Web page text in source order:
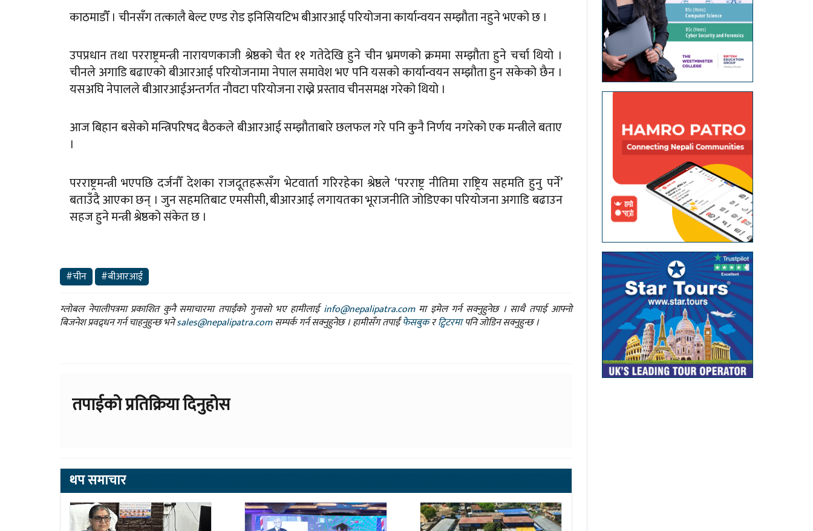
काठमाडौँ । चीनसँग तत्कालै बेल्ट एण्ड रोड इनिसियटिभ बीआरआई परियोजना कार्यान्वयन सम्झौता नहुने भएको छ ।
उपप्रधान तथा परराष्ट्रमन्त्री नारायणकाजी श्रेष्ठको चैत ११ गतेदेखि हुने चीन भ्रमणको क्रममा सम्झौता हुने चर्चा थियो ।
चीनले अगाडि बढाएको बीआरआई परियोजनामा नेपाल समावेश भए पनि यसको कार्यान्वयन सम्झौता हुन सकेको छैन ।
यसअघि नेपालले बीआरआईअन्तर्गत नौवटा परियोजना राख्ने प्रस्ताव चीनसमक्ष गरेको थियो ।
आज बिहान बसेको मन्त्रिपरिषद बैठकले बीआरआई सम्झौताबारे छलफल गरे पनि कुनै निर्णय नगरेको एक मन्त्रीले बताए
।
परराष्ट्रमन्त्री भएपछि दर्जनौँ देशका राजदूतहरूसँग भेटवार्ता गरिरहेका श्रेष्ठले ‘परराष्ट्र नीतिमा राष्ट्रिय सहमति हुनु पर्ने’
बताउँदै आएका छन् । जुन सहमतिबाट एमसीसी, बीआरआई लगायतका भूराजनीति जोडिएका परियोजना अगाडि बढाउन
सहज हुने मन्त्री श्रेष्ठको संकेत छ ।
#चीन
#बीआरआई
ग्लोबल नेपालीपत्रमा प्रकाशित कुनै समाचारमा तपाईंको गुनासो भए हामीलाईinfo@nepalipatra.comमा इमेल गर्न सक्नुहुनेछ । साथै तपाई आफ्नो
बिजनेश प्रवद्र्धन गर्न चाहनुहुन्छ भनेsales@nepalipatra.comसम्पर्क गर्न सक्नुहुनेछ । हामीसँग तपाईंफेसबुकरट्विटरमापनि जोडिन सक्नुहुन्छ ।
तपाईको प्रतिक्रिया दिनुहोस
थप समाचार